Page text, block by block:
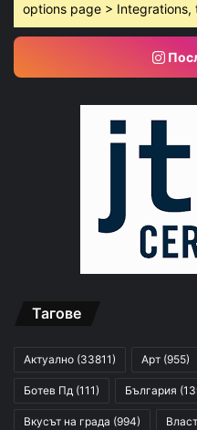
options page > Integrations,
Тагове
Актуално (33811) Арт (955)
Ботев Пд (111) България
Вкусът на града (994) Власт